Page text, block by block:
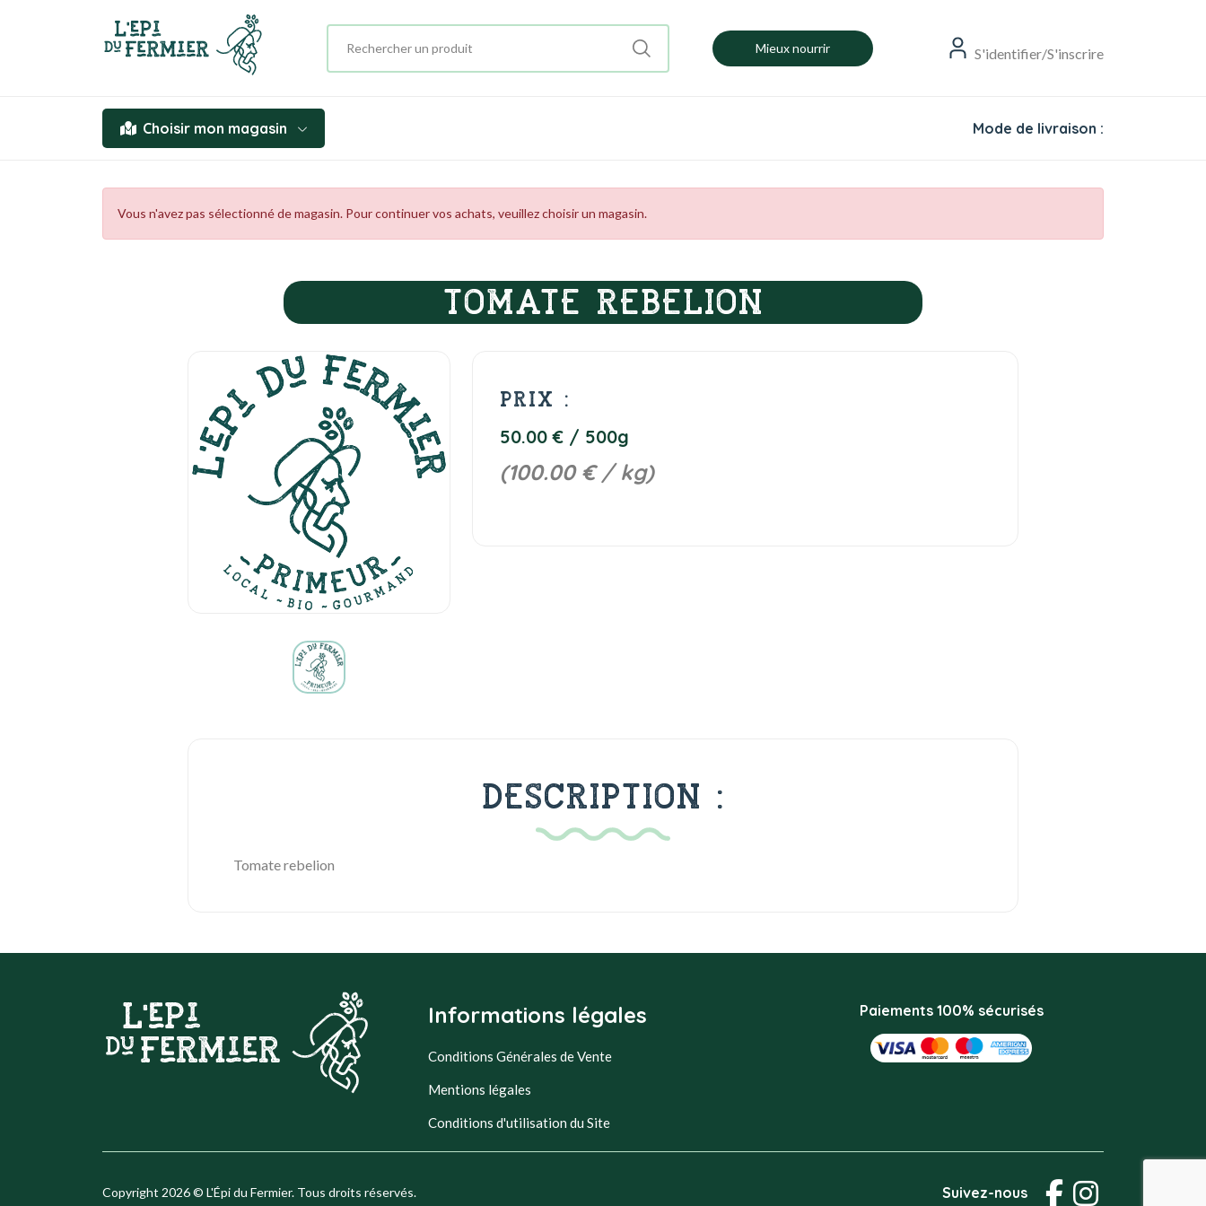
Mieux nourrir S'identifier/S'inscrire
Choisir mon magasin Mode de livraison :
Vous n'avez pas sélectionné de magasin. Pour continuer vos achats, veuillez choisir un magasin.
TOMATE REBELION
PRIX :
50.00 € / 500g
(100.00 € / kg)
DESCRIPTION :
Tomate rebelion
Informations légales
Conditions Générales de Vente
Mentions légales
Conditions d'utilisation du Site
Paiements 100% sécurisés
Copyright 2026 © L'Épi du Fermier. Tous droits réservés. Suivez-nous